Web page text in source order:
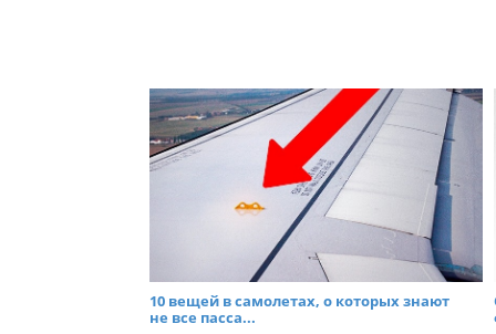
10 вещей в самолетах, о которых знают
не все пасса...